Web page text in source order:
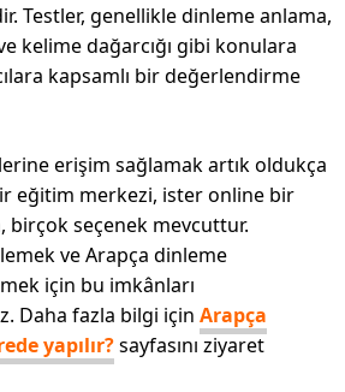
Testler, genellikle dinleme anlama,
kelime dağarcığı gibi konulara
kapsamlı bir değerlendirme
erişim sağlamak artık oldukça
eğitim merkezi, ister online bir
birçok seçenek mevcuttur.
ve Arapça dinleme
için bu imkânları
Daha fazla bilgi için Arapça
yapılır?sayfasını ziyaret